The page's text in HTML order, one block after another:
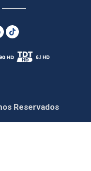
Reservados